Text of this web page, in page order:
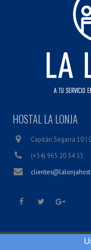
HOSTAL LA LONJA
Capitán Segarra 10 |
(+34) 965 20 34 33